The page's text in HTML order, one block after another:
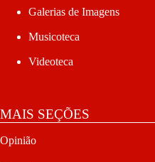
Galerias de Imagens
Musicoteca
Videoteca
MAIS SEÇÕES
Opinião